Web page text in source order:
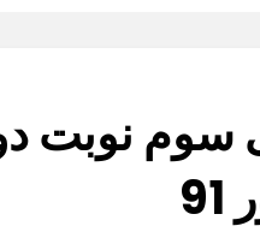
سوم نوبت